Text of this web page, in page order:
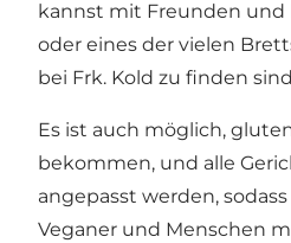
kannst mit Freunden und
oder eines der vielen
bei Frk. Kold zu finden
Es ist auch möglich,
bekommen, und alle
angepasst werden,
Veganer und Menschen